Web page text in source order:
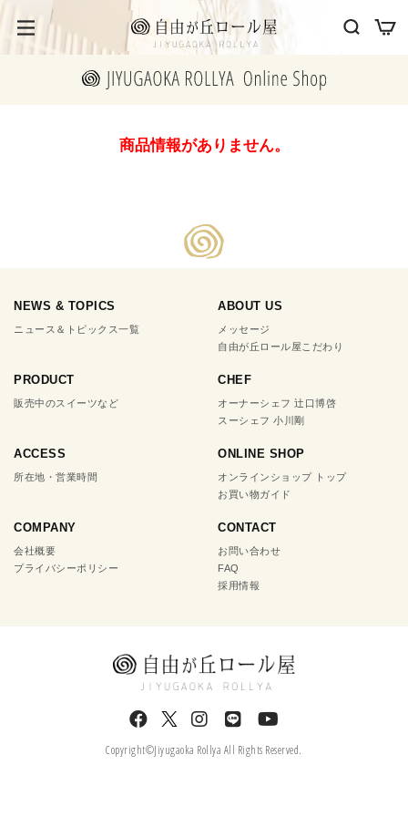
商品情報がありません。
NEWS & TOPICS
ニュース＆トピックス一覧
ABOUT US
メッセージ
自由が丘ロール屋こだわり
PRODUCT
販売中のスイーツなど
CHEF
オーナーシェフ 辻口博啓
スーシェフ 小川剛
ACCESS
所在地・営業時間
ONLINE SHOP
オンラインショップ トップ
お買い物ガイド
COMPANY
会社概要
プライバシーポリシー
CONTACT
お問い合わせ
FAQ
採用情報
Copyright©Jiyugaoka Rollya All Rights Reserved.